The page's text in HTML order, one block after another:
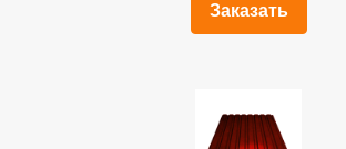
Заказать